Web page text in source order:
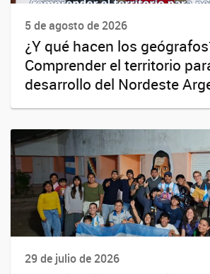
5 de agosto de 2026
¿Y qué hacen los
Comprender el territorio
desarrollo del Nordeste
29 de julio de 2026